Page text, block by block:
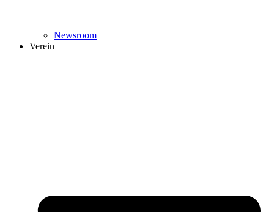
Newsroom
Verein